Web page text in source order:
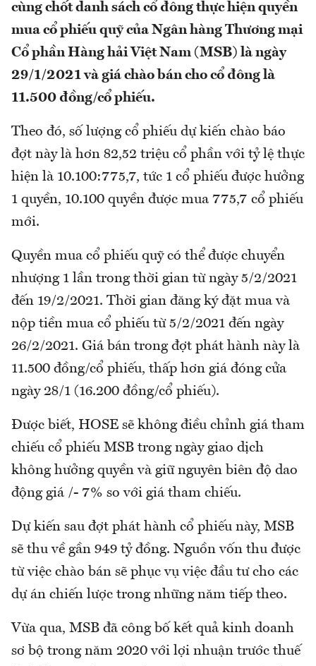
cùng chốt danh sách cổ đông thực hiện quyền
mua cổ phiếu quỹ của Ngân hàng Thương mại
Cổ phần Hàng hải Việt Nam (MSB) là ngày
29/1/2021 và giá chào bán cho cổ đông là
11.500 đồng/cổ phiếu.
Theo đó, số lượng cổ phiếu dự kiến chào báo
đợt này là hơn 82,52 triệu cổ phần với tỷ lệ thực
hiện là 10.100:775,7, tức 1 cổ phiếu được hưởng
1 quyền, 10.100 quyền được mua 775,7 cổ phiếu
mới.
Quyền mua cổ phiếu quỹ có thể được chuyển
nhượng 1 lần trong thời gian từ ngày 5/2/2021
đến 19/2/2021. Thời gian đăng ký đặt mua và
nộp tiền mua cổ phiếu từ 5/2/2021 đến ngày
26/2/2021. Giá bán trong đợt phát hành này là
11.500 đồng/cổ phiếu, thấp hơn giá đóng cửa
ngày 28/1 (16.200 đồng/cổ phiếu).
Được biết, HOSE sẽ không điều chỉnh giá tham
chiếu cổ phiếu MSB trong ngày giao dịch
không hưởng quyền và giữ nguyên biên độ dao
động giá /- 7% so với giá tham chiếu.
Dự kiến sau đợt phát hành cổ phiếu này, MSB
sẽ thu về gần 949 tỷ đồng. Nguồn vốn thu được
từ việc chào bán sẽ phục vụ việc đầu tư cho các
dự án chiến lược trong những năm tiếp theo.
Vừa qua, MSB đã công bố kết quả kinh doanh
sơ bộ trong năm 2020 với lợi nhuận trước thuế